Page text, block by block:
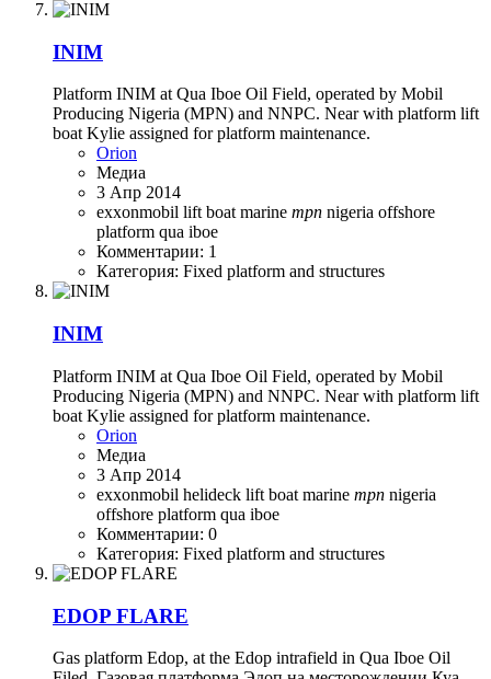
INIM
Platform INIM at Qua Iboe Oil Field, operated by Mobil
Producing Nigeria (MPN) and NNPC. Near with platform lift
boat Kylie assigned for platform maintenance.
Orion
Медиа
3 Апр 2014
exxonmobil lift boat marine mpn nigeria offshore
platform qua iboe
Комментарии: 1
Категория: Fixed platform and structures
INIM
Platform INIM at Qua Iboe Oil Field, operated by Mobil
Producing Nigeria (MPN) and NNPC. Near with platform lift
boat Kylie assigned for platform maintenance.
Orion
Медиа
3 Апр 2014
exxonmobil helideck lift boat marine mpn nigeria
offshore platform qua iboe
Комментарии: 0
Категория: Fixed platform and structures
EDOP FLARE
Gas platform Edop, at the Edop intrafield in Qua Iboe Oil